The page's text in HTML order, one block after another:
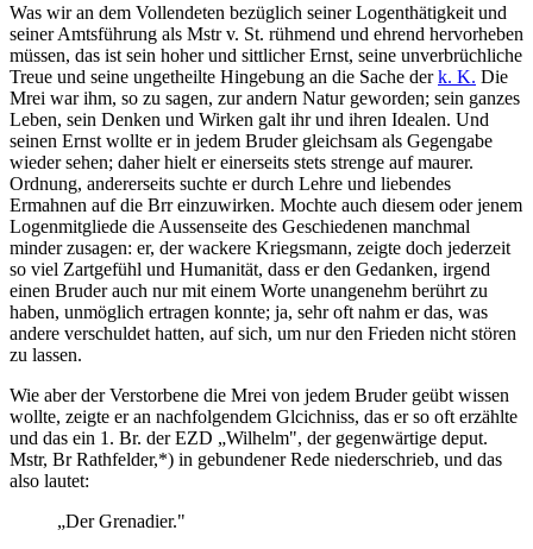
Was wir an dem Vollendeten bezüglich seiner Logenthätigkeit und
seiner Amtsführung als Mstr v. St. rühmend und ehrend hervorheben
müssen, das ist sein hoher und sittlicher Ernst, seine unverbrüchliche
Treue und seine ungetheilte Hingebung an die Sache derk. K. Die
Mrei war ihm, so zu sagen, zur andern Natur geworden; sein ganzes
Leben, sein Denken und Wirken galt ihr und ihren Idealen. Und
seinen Ernst wollte er in jedem Bruder gleichsam als Gegengabe
wieder sehen; daher hielt er einerseits stets strenge auf maurer.
Ordnung, andererseits suchte er durch Lehre und liebendes
Ermahnen auf die Brr einzuwirken. Mochte auch diesem oder jenem
Logenmitgliede die Aussenseite des Geschiedenen manchmal
minder zusagen: er, der wackere Kriegsmann, zeigte doch jederzeit
so viel Zartgefühl und Humanität, dass er den Gedanken, irgend
einen Bruder auch nur mit einem Worte unangenehm berührt zu
haben, unmöglich ertragen konnte; ja, sehr oft nahm er das, was
andere verschuldet hatten, auf sich, um nur den Frieden nicht stören
zu lassen.
Wie aber der Verstorbene die Mrei von jedem Bruder geübt wissen
wollte, zeigte er an nachfolgendem Glcichniss, das er so oft erzählte
und das ein 1. Br. der EZD „Wilhelm", der gegenwärtige deput.
Mstr, Br Rathfelder,*) in gebundener Rede niederschrieb, und das
also lautet:
„Der Grenadier."